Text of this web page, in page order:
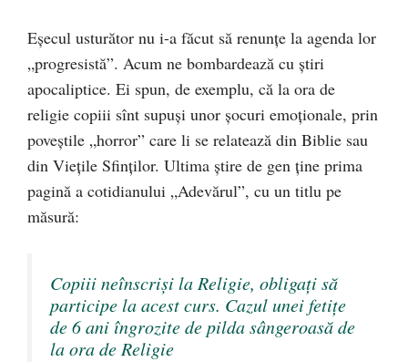
Eșecul usturător nu i-a făcut să renunțe la agenda lor
„progresistă”. Acum ne bombardează cu știri
apocaliptice. Ei spun, de exemplu, că la ora de
religie copiii sînt supuşi unor şocuri emoţionale, prin
poveştile „horror” care li se relatează din Biblie sau
din Vieţile Sfinţilor. Ultima știre de gen ține prima
pagină a cotidianului „Adevărul”, cu un titlu pe
măsură:
Copiii neînscrişi la Religie, obligaţi să
participe la acest curs. Cazul unei fetiţe
de 6 ani îngrozite de pilda sângeroasă de
la ora de Religie